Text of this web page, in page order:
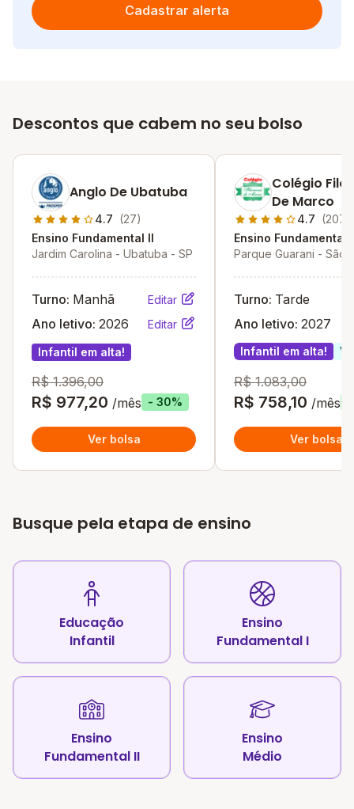
Cadastrar alerta
Descontos que cabem no seu bolso
Anglo De Ubatuba
4.7 (27)
Ensino Fundamental II
Jardim Carolina - Ubatuba - SP
Turno: Manhã Editar
Ano letivo: 2026 Editar
Infantil em alta!
R$ 1.396,00
R$ 977,20 /mês - 30%
Ver bolsa
Colégio
De Marco
4.7 (207)
Ensino Fundamental
Parque Guarani - São
Turno: Tarde
Ano letivo: 2027
Infantil em alta!
R$ 1.083,00
R$ 758,10 /mês
Ver bolsa
Busque pela etapa de ensino
Educação
Infantil
Ensino
Fundamental I
Ensino
Fundamental II
Ensino
Médio